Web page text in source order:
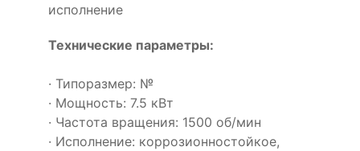
исполнение
Технические параметры:
· Типоразмер: №
· Мощность: 7.5 кВт
· Частота вращения: 1500 об/мин
· Исполнение: коррозионностойкое,